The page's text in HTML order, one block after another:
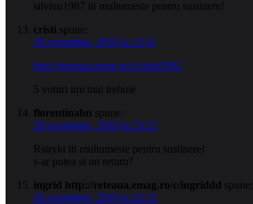
silviuu1987 iti multumeste pentru sustinere!
cristi spune:
28 octombrie, 2010 la 23:11
http://reteaua.emag.ro/c/cristi1992
5 voturi imi mai trebuie
florentinabn spune:
28 octombrie, 2010 la 23:12
Rstrykt iti multumeste pentru sustinere!
s-ar putea si un return?
ingrid http://reteaua.emag.ro/c/ingriddd spune:
28 octombrie, 2010 la 23:12